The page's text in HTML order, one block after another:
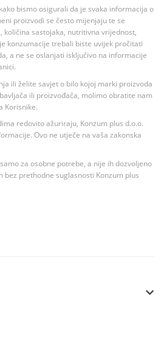
bismo osigurali da je svaka informacija o
proizvodi se često mijenjaju te se
količina sastojaka, nutritivna vrijednost,
konzumacije trebali biste uvijek pročitati
a ne se oslanjati isključivo na informacije
ili želite savjet o bilo kojoj marki proizvoda
ili proizvođača, molimo obratite nam
Korisnike.
redovito ažuriraju, Konzum plus d.o.o.
Ovo ne utječe na vaša zakonska
za osobne potrebe, a nije ih dozvoljeno
bez prethodne suglasnosti Konzum plus